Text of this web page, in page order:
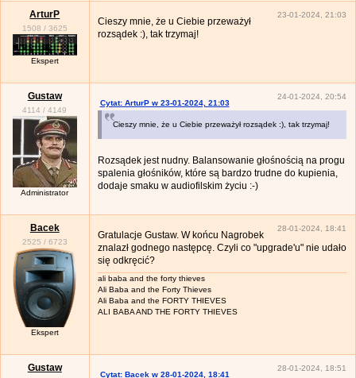
ArturP
1508 / 3625
Ekspert
23-01-2024, 21:03
Cieszy mnie, że u Ciebie przeważył
rozsądek :), tak trzymaj!
Gustaw
4114 /4149
Administrator
24-01-2024, 20:54
Cytat: ArturP w 23-01-2024, 21:03
Cieszy mnie, że u Ciebie przeważył rozsądek :), tak trzymaj!
Rozsądek jest nudny. Balansowanie głośnością na progu
spalenia głośników, które są bardzo trudne do kupienia,
dodaje smaku w audiofilskim życiu :-)
Bacek
2525 / 6723
Ekspert
28-01-2024, 18:41
Gratulacje Gustaw. W końcu Nagrobek
znalazł godnego następcę. Czyli co "upgrade'u" nie udało
się odkręcić?
ali baba and the forty thieves
Ali Baba and the Forty Thieves
Ali Baba and the FORTY THIEVES
ALI BABA AND THE FORTY THIEVES
Gustaw 28-01-2024, 18:51
Cytat: Bacek w 28-01-2024, 18:41